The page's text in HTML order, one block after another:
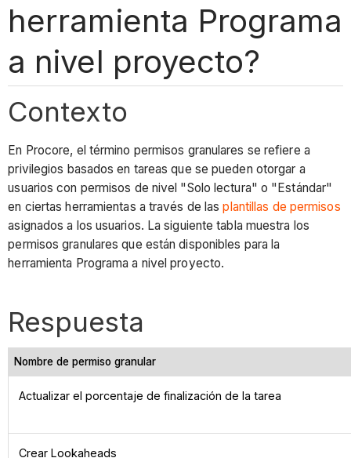
herramienta Programa
a nivel proyecto?
Contexto
En Procore, el término permisos granulares se refiere a
privilegios basados en tareas que se pueden otorgar a
usuarios con permisos de nivel "Solo lectura" o "Estándar"
en ciertas herramientas a través de lasplantillas de permisos
asignados a los usuarios. La siguiente tabla muestra los
permisos granulares que están disponibles para la
herramienta Programa a nivel proyecto.
Respuesta
Nombre de permiso granular
Actualizar el porcentaje de finalización de la tarea
Crear Lookaheads